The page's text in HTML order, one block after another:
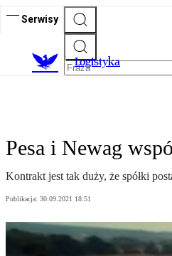
Serwisy
Logistyka
Pesa i Newag
Kontrakt jest tak duży, że spółki
Publikacja: 30.09.2021 18:51